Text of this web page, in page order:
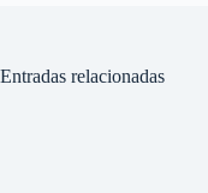
Entradas relacionadas